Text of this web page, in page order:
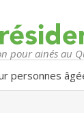
pour ainés au
personnes